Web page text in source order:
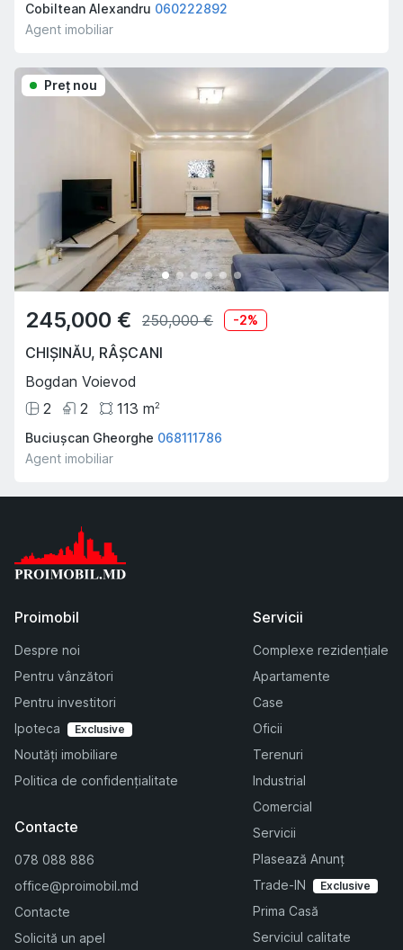
Cobiltean Alexandru 060222892
Agent imobiliar
Preţ nou
245,000 € 250,000 € -2%
CHIȘINĂU, RÂȘCANI
Bogdan Voievod
2
2 113 m2
Buciușcan Gheorghe 068111786
Agent imobiliar
Proimobil
Despre noi
Pentru vânzători
Pentru investitori
Ipoteca
Exclusive
Noutăți imobiliare
Politica de confidențialitate
Servicii
Complexe rezidențiale
Apartamente
Case
Oficii
Terenuri
Industrial
Comercial
Servicii
Plasează Anunț
Trade-IN
Exclusive
Prima Casă
Serviciul calitate
Contacte
078 088 886
office@proimobil.md
Contacte
Solicită un apel